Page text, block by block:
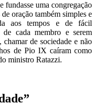
fundasse uma congregação
oração também simples e
aos tempos e de fácil
de cada membro e serem
de sociedade e não
de Pio IX caíram como
ministro Ratazzi.